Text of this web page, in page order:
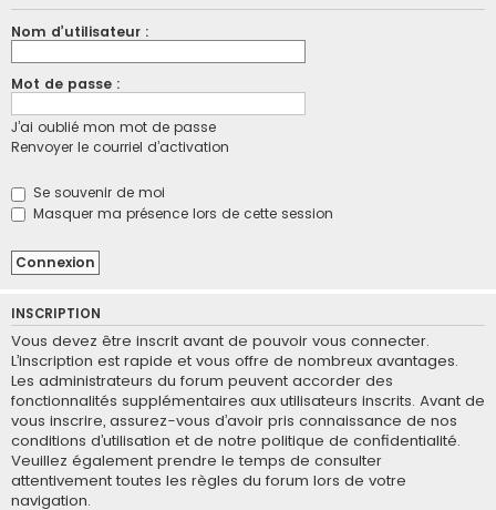
Nom d’utilisateur :
Mot de passe :
J’ai oublié mon mot de passe
Renvoyer le courriel d’activation
Se souvenir de moi
Masquer ma présence lors de cette session
INSCRIPTION
Vous devez être inscrit avant de pouvoir vous connecter.
L’inscription est rapide et vous offre de nombreux avantages.
Les administrateurs du forum peuvent accorder des
fonctionnalités supplémentaires aux utilisateurs inscrits. Avant de
vous inscrire, assurez-vous d’avoir pris connaissance de nos
conditions d’utilisation et de notre politique de confidentialité.
Veuillez également prendre le temps de consulter
attentivement toutes les règles du forum lors de votre
navigation.